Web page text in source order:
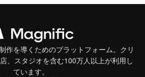
作を導くためのプラットフォーム。クリ
、スタジオを含む100万人以上が利用し
ています。